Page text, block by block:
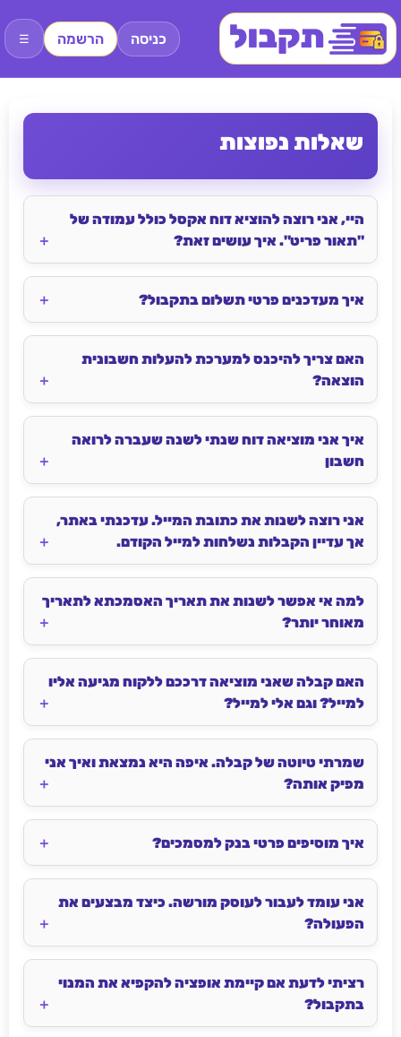
כניסה הרשמה ☰
שאלות נפוצות
היי, אני רוצה להוציא דוח אקסל כולל עמודה של
"תאור פריט". איך עושים זאת?
איך מעדכנים פרטי תשלום בתקבול?
האם צריך להיכנס למערכת להעלות חשבונית
הוצאה?
איך אני מוציאה דוח שנתי לשנה שעברה לרואה
חשבון
אני רוצה לשנות את כתובת המייל. עדכנתי באתר,
אך עדיין הקבלות נשלחות למייל הקודם.
למה אי אפשר לשנות את תאריך האסמכתא לתאריך
מאוחר יותר?
האם קבלה שאני מוציאה דרככם ללקוח מגיעה אליו
למייל? וגם אלי למייל?
שמרתי טיוטה של קבלה. איפה היא נמצאת ואיך אני
מפיק אותה?
איך מוסיפים פרטי בנק למסמכים?
אני עומד לעבור לעוסק מורשה. כיצד מבצעים את
הפעולה?
רציתי לדעת אם קיימת אופציה להקפיא את המנוי
בתקבול?